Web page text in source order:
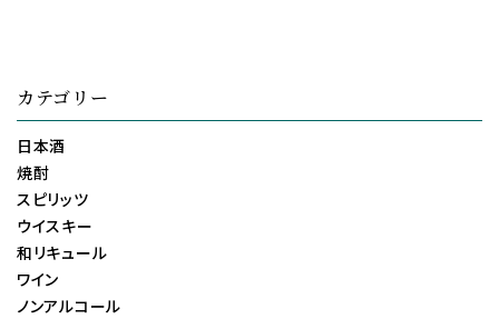
カテゴリー
日本酒
焼酎
スピリッツ
ウイスキー
和リキュール
ワイン
ノンアルコール